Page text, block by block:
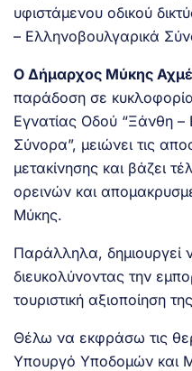
υφιστάμενου οδικού
– Ελληνοβουλγαρικά
Ο Δήμαρχος Μύκης
παράδοση σε
Εγνατίας Οδού “Ξάνθη –
Σύνορα”, μειώνει τις
μετακίνησης και βάζει
ορεινών και
Μύκης.
Παράλληλα, δημιουργεί
διευκολύνοντας την
τουριστική αξιοποίηση
Θέλω να εκφράσω τις
Υπουργό Υποδομών και